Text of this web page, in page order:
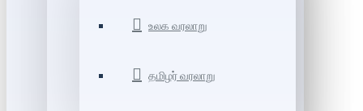
உலக வரலாறு
தமிழர் வரலாறு